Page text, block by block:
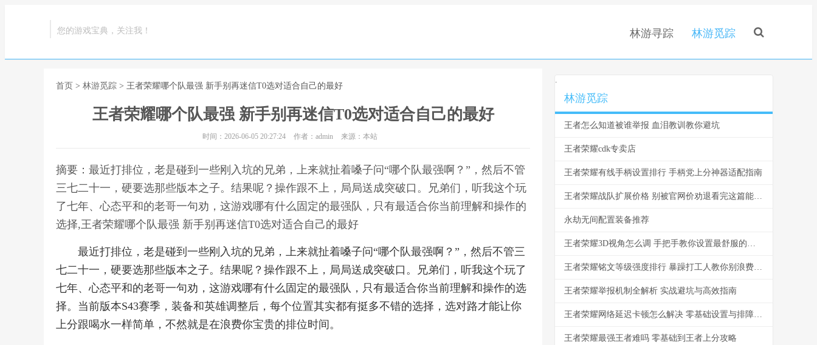
您的游戏宝典，关注我！ 林游寻踪 林游觅踪
首页 > 林游觅踪 > 王者荣耀哪个队最强 新手别再迷信T0选对适合自己的最好
王者荣耀哪个队最强 新手别再迷信T0选对适合自己的最好
时间：2026-06-05 20:27:24 作者：admin 来源：本站
摘要：最近打排位，老是碰到一些刚入坑的兄弟，上来就扯着嗓子问“哪个队最强啊？”，然后不管
三七二十一，硬要选那些版本之子。结果呢？操作跟不上，局局送成突破口。兄弟们，听我这个玩
了七年、心态平和的老哥一句劝，这游戏哪有什么固定的最强队，只有最适合你当前理解和操作的
选择,王者荣耀哪个队最强 新手别再迷信T0选对适合自己的最好
最近打排位，老是碰到一些刚入坑的兄弟，上来就扯着嗓子问“哪个队最强啊？”，然后不管三
七二十一，硬要选那些版本之子。结果呢？操作跟不上，局局送成突破口。兄弟们，听我这个玩了
七年、心态平和的老哥一句劝，这游戏哪有什么固定的最强队，只有最适合你当前理解和操作的选
择。当前版本S43赛季，装备和英雄调整后，每个位置其实都有挺多不错的选择，选对路才能让你
上分跟喝水一样简单，不然就是在浪费你宝贵的排位时间。
.
林游觅踪
王者怎么知道被谁举报 血泪教训教你避坑
王者荣耀cdk专卖店
王者荣耀有线手柄设置排行 手柄党上分神器适配指南
王者荣耀战队扩展价格 别被官网价劝退看完这篇能省一半
永劫无间配置装备推荐
王者荣耀3D视角怎么调 手把手教你设置最舒服的视角
王者荣耀铭文等级强度排行 暴躁打工人教你别浪费金币
王者荣耀举报机制全解析 实战避坑与高效指南
王者荣耀网络延迟卡顿怎么解决 零基础设置与排障指南
王者荣耀最强王者难吗 零基础到王者上分攻略